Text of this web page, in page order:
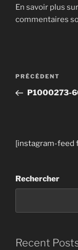
En savoir plus
commentaires
Navigation
l’article
Article
précédent
PRÉCÉDENT
P1000273-
[instagram-feed
Rechercher
Recent